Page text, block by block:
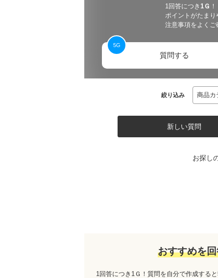
1回答につき 1 Ｇ
ポイントがたまり
注意事項をよくご
5G
質問する
絞り込み
新しい質問
お探し
おすすめを
1回答につき 1Ｇ ！質問を自分で作成すると